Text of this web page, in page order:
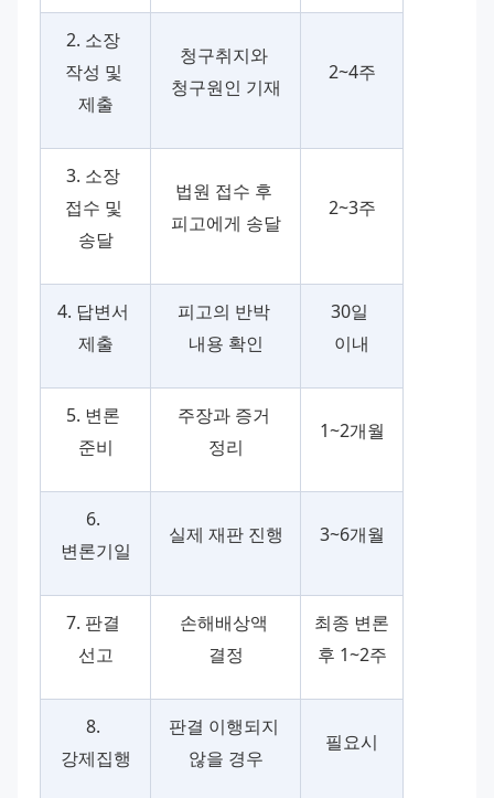
2. 소장
작성 및
제출
청구취지와
청구원인 기재
2~4주
3. 소장
접수 및
송달
법원 접수 후
피고에게 송달
2~3주
4. 답변서
제출
피고의 반박
내용 확인
30일
이내
5. 변론
준비
주장과 증거
정리
1~2개월
6.
변론기일
실제 재판 진행 3~6개월
7. 판결
선고
손해배상액
결정
최종 변론
후 1~2주
8.
강제집행
판결 이행되지
않을 경우
필요시